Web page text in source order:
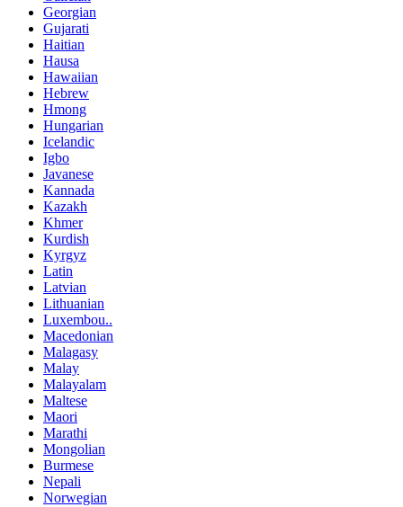
Georgian
Gujarati
Haitian
Hausa
Hawaiian
Hebrew
Hmong
Hungarian
Icelandic
Igbo
Javanese
Kannada
Kazakh
Khmer
Kurdish
Kyrgyz
Latin
Latvian
Lithuanian
Luxembou..
Macedonian
Malagasy
Malay
Malayalam
Maltese
Maori
Marathi
Mongolian
Burmese
Nepali
Norwegian